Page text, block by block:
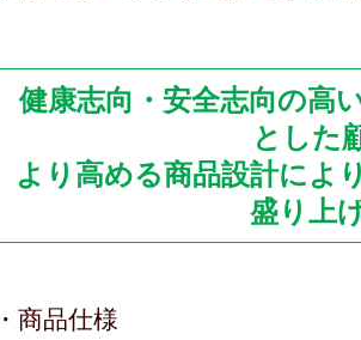
健康志向・安全志向の高
とした
より高める商品設計によ
盛り上
・商品仕様